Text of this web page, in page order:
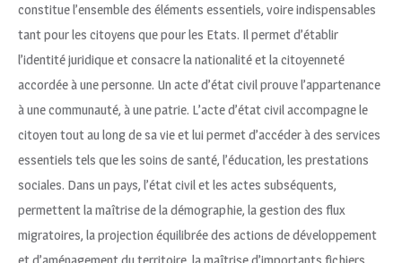
constitue l’ensemble des éléments essentiels, voire indispensables
tant pour les citoyens que pour les Etats. Il permet d’établir
l’identité juridique et consacre la nationalité et la citoyenneté
accordée à une personne. Un acte d’état civil prouve l’appartenance
à une communauté, à une patrie. L’acte d’état civil accompagne le
citoyen tout au long de sa vie et lui permet d’accéder à des services
essentiels tels que les soins de santé, l’éducation, les prestations
sociales. Dans un pays, l’état civil et les actes subséquents,
permettent la maîtrise de la démographie, la gestion des flux
migratoires, la projection équilibrée des actions de développement